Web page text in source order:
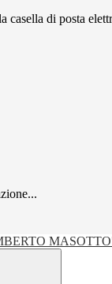
casella di posta